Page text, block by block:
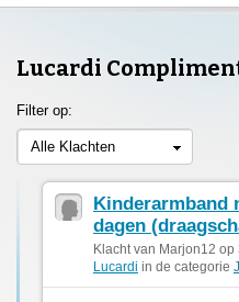
Lucardi
Filter op:
Alle Klachten
Kinderarmband
dagen
Klacht van Marjon12
Lucardi in de categorie